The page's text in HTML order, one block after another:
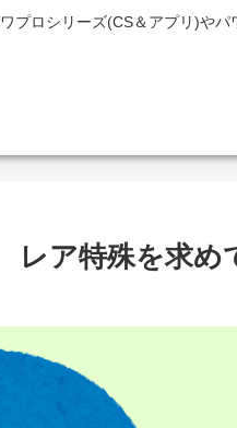
プロシリーズ(CS＆アプリ)や
ア特殊を求め